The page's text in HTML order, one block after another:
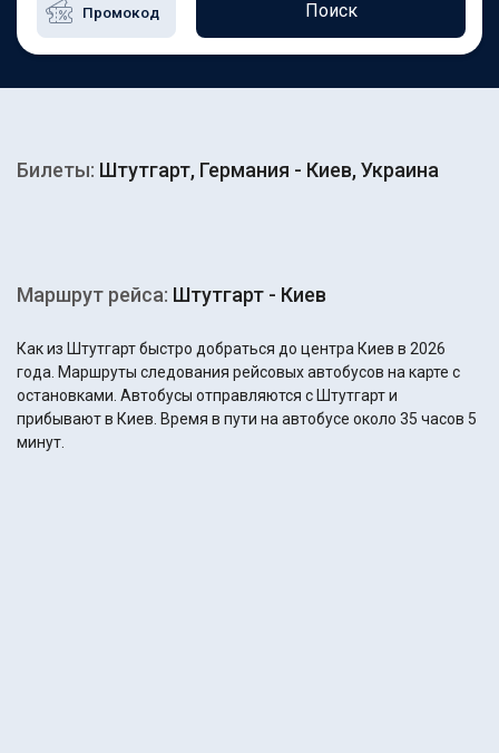
Поиск
Билеты: Штутгарт, Германия - Киев, Украина
Маршрут рейса: Штутгарт - Киев
Как из Штутгарт быстро добраться до центра Киев в 2026
года. Маршруты следования рейсовых автобусов на карте с
остановками. Автобусы отправляются с Штутгарт и
прибывают в Киев. Время в пути на автобусе около 35 часов 5
минут.